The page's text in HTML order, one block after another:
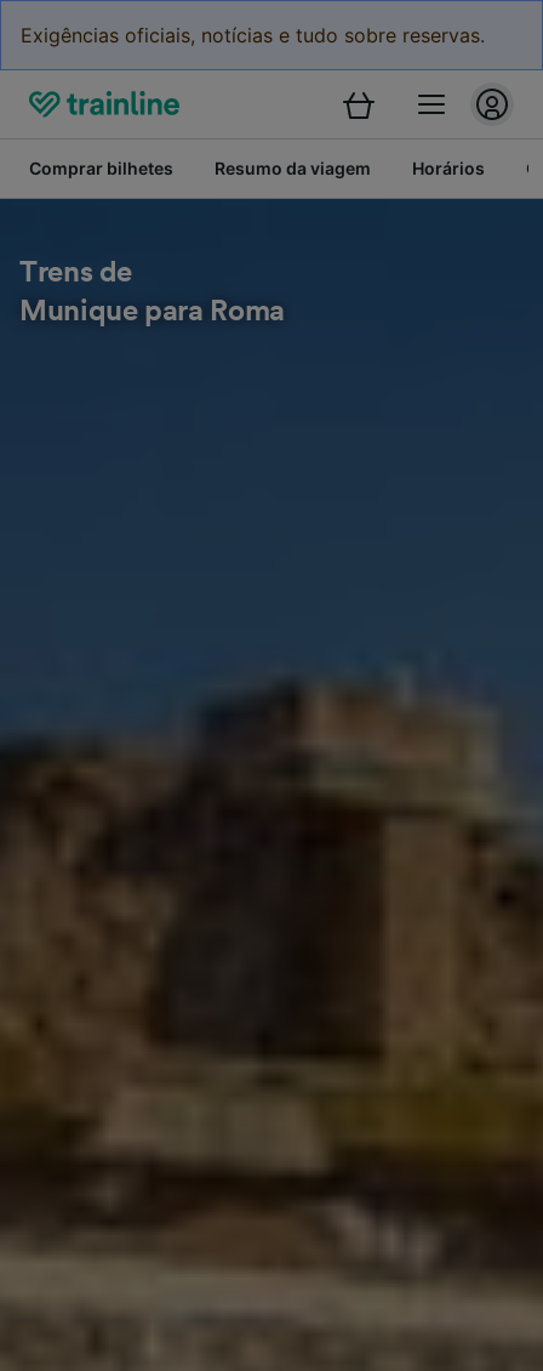
Exigências oficiais, notícias e tudo sobre reservas.
Comprar bilhetes Resumo da viagem Horários
Trens de
Munique para Roma